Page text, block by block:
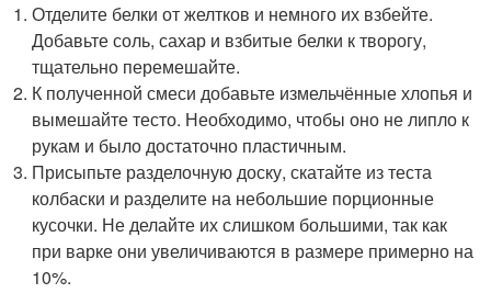
Отделите белки от желтков и немного их взбейте.
Добавьте соль, сахар и взбитые белки к творогу,
тщательно перемешайте.
К полученной смеси добавьте измельчённые хлопья и
вымешайте тесто. Необходимо, чтобы оно не липло к
рукам и было достаточно пластичным.
Присыпьте разделочную доску, скатайте из теста
колбаски и разделите на небольшие порционные
кусочки. Не делайте их слишком большими, так как
при варке они увеличиваются в размере примерно на
10%.